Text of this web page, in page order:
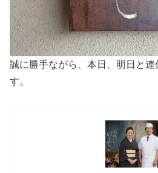
誠に勝手ながら、本日、明日と連
す。